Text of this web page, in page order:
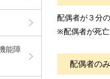
配偶者が３分
※配偶者が死亡
配偶者のみ
能障